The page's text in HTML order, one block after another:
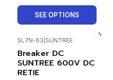
SEE OPTIONS
SL7N-63 SUNTREE
Breaker DC
SUNTREE 600V DC
RETIE